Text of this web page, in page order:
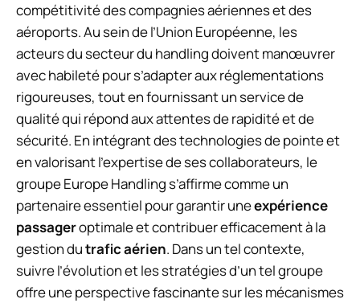
compétitivité des compagnies aériennes et des
aéroports. Au sein de l’Union Européenne, les
acteurs du secteur du handling doivent manœuvrer
avec habileté pour s’adapter aux réglementations
rigoureuses, tout en fournissant un service de
qualité qui répond aux attentes de rapidité et de
sécurité. En intégrant des technologies de pointe et
en valorisant l’expertise de ses collaborateurs, le
groupe Europe Handling s’affirme comme un
partenaire essentiel pour garantir uneexpérience
passageroptimale et contribuer efficacement à la
gestion dutrafic aérien. Dans un tel contexte,
suivre l’évolution et les stratégies d’un tel groupe
offre une perspective fascinante sur les mécanismes